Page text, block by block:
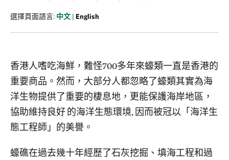
選擇頁面語言: 中文 | English
香港人嗜吃海鮮，難怪700多年來蠔類一直是香港的
重要商品。然而，大部分人都忽略了蠔類其實為海
洋生物提供了重要的棲息地，更能保護海岸地區，
協助維持良好 的海洋生態環境, 因而被冠以「海洋生
態工程師」的美譽。
蠔礁在過去幾十年經歷了石灰挖掘、填海工程和過